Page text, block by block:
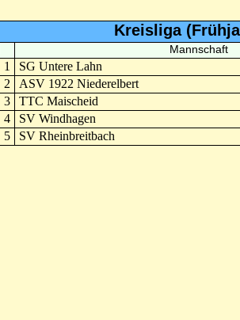
Kreisliga
Mannschaft
1
SG Untere Lahn
2
ASV 1922 Niederelbert
3
TTC Maischeid
4
SV Windhagen
5
SV Rheinbreitbach